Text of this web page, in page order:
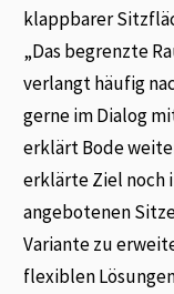
klappbarer
„Das begrenzte
verlangt häufig
gerne im Dialog
erklärt Bode
erklärte Ziel noch
angebotenen
Variante zu
flexiblen